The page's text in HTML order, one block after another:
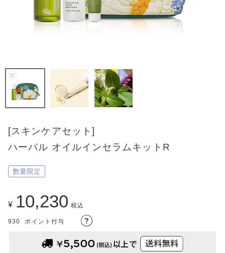
[スキンケアセット]
ハーバル オイルインセラムキットR
数量限定
¥ 10,230 税込
930 ポイント付与